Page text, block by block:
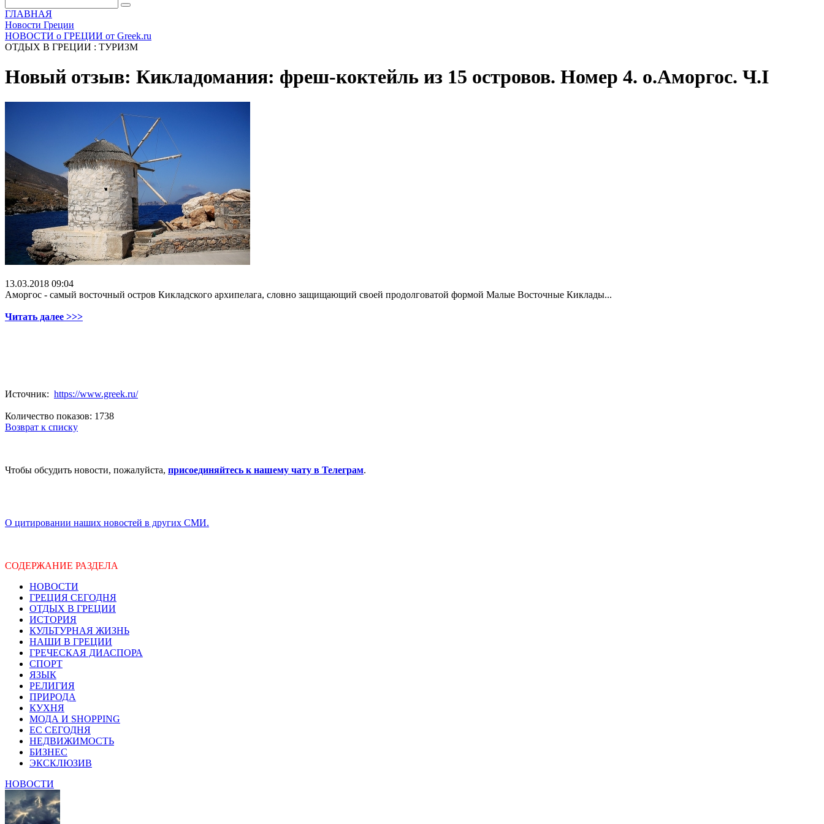
ГЛАВНАЯ
Новости Греции
НОВОСТИ о ГРЕЦИИ от Greek.ru
ОТДЫХ В ГРЕЦИИ : ТУРИЗМ
Новый отзыв: Кикладомания: фреш-коктейль из 15 островов. Номер 4. о.Аморгос. Ч.I
13.03.2018 09:04
Аморгос - самый восточный остров Кикладского архипелага, словно защищающий своей продолговатой формой Малые Восточные Киклады...
Читать далее >>>
Источник: https://www.greek.ru/
Количество показов: 1738
Возврат к списку
Чтобы обсудить новости, пожалуйста, присоединяйтесь к нашему чату в Телеграм.
О цитировании наших новостей в других СМИ.
СОДЕРЖАНИЕ РАЗДЕЛА
НОВОСТИ
ГРЕЦИЯ СЕГОДНЯ
ОТДЫХ В ГРЕЦИИ
ИСТОРИЯ
КУЛЬТУРНАЯ ЖИЗНЬ
НАШИ В ГРЕЦИИ
ГРЕЧЕСКАЯ ДИАСПОРА
СПОРТ
ЯЗЫК
РЕЛИГИЯ
ПРИРОДА
КУХНЯ
МОДА И SHOPPING
ЕС СЕГОДНЯ
НЕДВИЖИМОСТЬ
БИЗНЕС
ЭКСКЛЮЗИВ
НОВОСТИ